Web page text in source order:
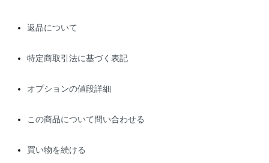
返品について
特定商取引法に基づく表記
オプションの値段詳細
この商品について問い合わせる
買い物を続ける